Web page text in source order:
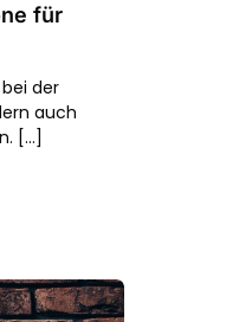
für
der
auch
[…]